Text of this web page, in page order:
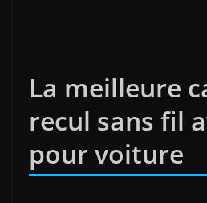
La meilleure
recul sans fil
pour voiture